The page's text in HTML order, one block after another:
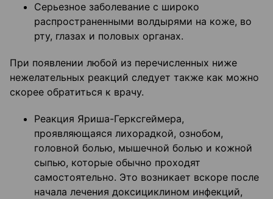
Серьезное заболевание с широко
распространенными волдырями на коже, во
рту, глазах и половых органах.
При появлении любой из перечисленных ниже
нежелательных реакций следует также как можно
скорее обратиться к врачу.
Реакция Яриша-Герксгеймера,
проявляющаяся лихорадкой, ознобом,
головной болью, мышечной болью и кожной
сыпью, которые обычно проходят
самостоятельно. Это возникает вскоре после
начала лечения доксициклином инфекций,